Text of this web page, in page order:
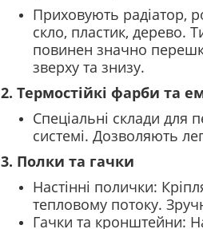
Приховують радіатор,
скло, пластик, дерево.
повинен значно
зверху та знизу.
2. Термостійкі фарби та
Спеціальні склади для
системі. Дозволяють
3. Полки та гачки
Настінні полички:
тепловому потоку.
Гачки та кронштейни: